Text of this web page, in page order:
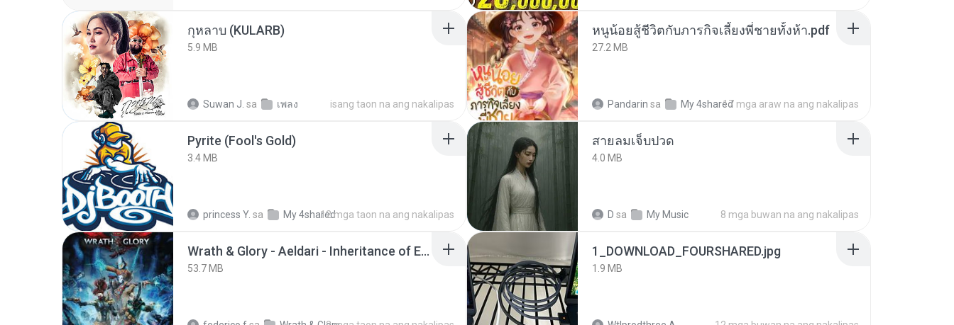
กุหลาบ (KULARB)
5.9 MB
Suwan J. sa เพลง isang taon na ang nakalipas
หนูน้อยสู้ชีวิตกับภารกิจเลี้ยงพี่ชายทั้งห้า.pdf
27.2 MB
Pandarin sa My 4shared17 mga araw na ang nakalipas
Pyrite (Fool's Gold)
3.4 MB
princess Y. sa My 4shared12 mga taon na ang nakalipas
สายลมเจ็บปวด
4.0 MB
D sa My Music 8 mga buwan na ang nakalipas
Wrath & Glory - Aeldari - Inheritance of Embers.pdf
53.7 MB
1_DOWNLOAD_FOURSHARED.jpg
1.9 MB